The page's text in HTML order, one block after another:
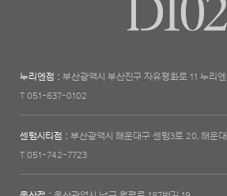
누리엔점 : 부산광역시 부산진구 자유평화로 11 누리
T 051-637-0102
센텀시티점 : 부산광역시 해운대구 센텀3로 20, 해운
T 051-742-7723